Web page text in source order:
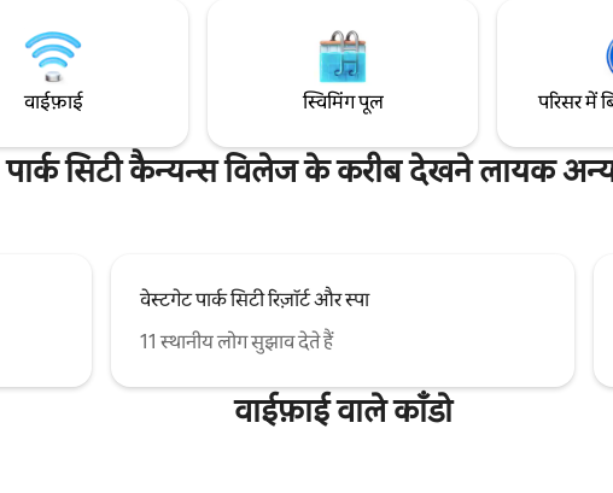
किराए में हयात सुविधा शुल्क $ 45 प्रति रात की बचत
शामिल है। हमारी समीक्षाएँ देखें!
हॉट टब में डुबकी लगाने के लिए घर लौटें!
वाईफ़ाई स्विमिंग पूल परिसर में
पार्क सिटी कैन्यन्स विलेज के करीब देखने लायक
वेस्टगेट पार्क सिटी रिज़ॉर्ट और स्पा
11 स्थानीय लोग सुझाव देते हैं
वाईफ़ाई वाले काँडो